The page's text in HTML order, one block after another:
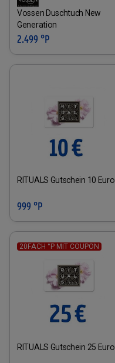
Vossen Duschtuch New
Generation
2.499 °P
RITUALS Gutschein 10 Euro
999 °P
20FACH °P MIT COUPON
RITUALS Gutschein 25 Euro